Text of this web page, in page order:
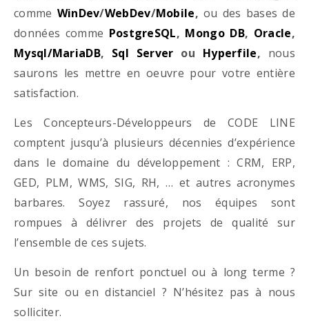
comme WinDev/WebDev/Mobile, ou des bases de
données comme PostgreSQL, Mongo DB, Oracle,
Mysql/MariaDB, Sql Server ou Hyperfile, nous
saurons les mettre en oeuvre pour votre entière
satisfaction.
Les Concepteurs-Développeurs de CODE LINE
comptent jusqu’à plusieurs décennies d’expérience
dans le domaine du développement : CRM, ERP,
GED, PLM, WMS, SIG, RH, … et autres acronymes
barbares. Soyez rassuré, nos équipes sont
rompues à délivrer des projets de qualité sur
l’ensemble de ces sujets.
Un besoin de renfort ponctuel ou à long terme ?
Sur site ou en distanciel ? N’hésitez pas à nous
solliciter.